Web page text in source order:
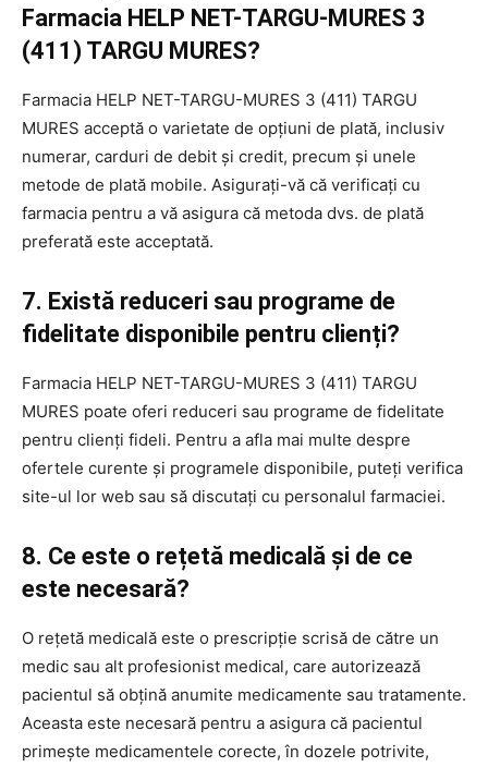
Farmacia HELP NET-TARGU-MURES 3
(411) TARGU MURES?
Farmacia HELP NET-TARGU-MURES 3 (411) TARGU
MURES acceptă o varietate de opțiuni de plată, inclusiv
numerar, carduri de debit și credit, precum și unele
metode de plată mobile. Asigurați-vă că verificați cu
farmacia pentru a vă asigura că metoda dvs. de plată
preferată este acceptată.
7. Există reduceri sau programe de
fidelitate disponibile pentru clienți?
Farmacia HELP NET-TARGU-MURES 3 (411) TARGU
MURES poate oferi reduceri sau programe de fidelitate
pentru clienți fideli. Pentru a afla mai multe despre
ofertele curente și programele disponibile, puteți verifica
site-ul lor web sau să discutați cu personalul farmaciei.
8. Ce este o rețetă medicală și de ce
este necesară?
O rețetă medicală este o prescripție scrisă de către un
medic sau alt profesionist medical, care autorizează
pacientul să obțină anumite medicamente sau tratamente.
Aceasta este necesară pentru a asigura că pacientul
primește medicamentele corecte, în dozele potrivite,